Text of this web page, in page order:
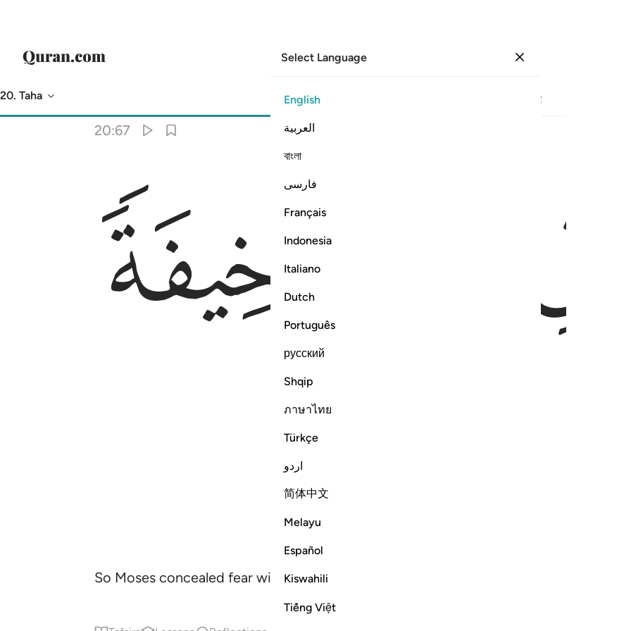
Select Language
English
العربية
বাংলা
فارسی
Français
Indonesia
Italiano
Dutch
Português
русский
Shqip
ภาษาไทย
Türkçe
اردو
简体中文
Melayu
Español
Kiswahili
Tiếng Việt
20. Taha 32
20:67
ﱜ ﱝﱞ
So Moses concealed fear within himself.